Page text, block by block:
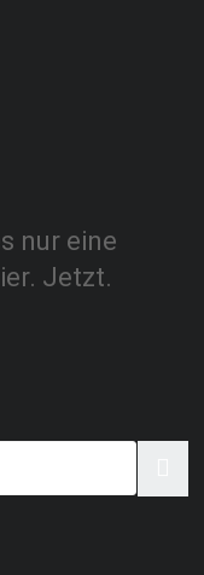
nur eine
Jetzt.